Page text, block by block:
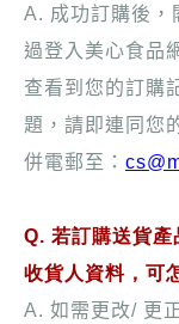
A. 成功訂購後，
過登入美心食品
查看到您的訂購
題，請即連同您
併電郵至：
Q. 若訂購送貨產
收貨人資料，可
A. 如需更改/ 更